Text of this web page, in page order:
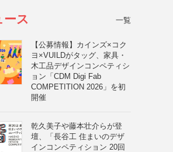
ース 一覧
【公募情報】カインズ×コク
ヨ×VUILDがタッグ、家具・
木工品デザインコンペティシ
ョン「CDM Digi Fab
COMPETITION 2026」を初
開催
乾久美子や藤本壮介らが登
壇、「長谷工 住まいのデザ
インコンペティション 20回